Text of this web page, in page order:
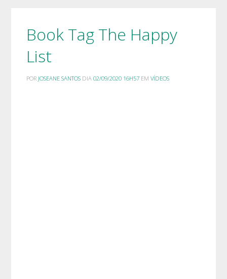
Book Tag The Happy
List
POR JOSEANE SANTOS DIA02/09/2020 16H57 EMVÍDEOS